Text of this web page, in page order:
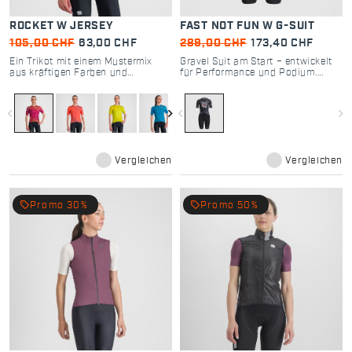
ROCKET W JERSEY
105,00 CHF 63,00 CHF
Ein Trikot mit einem Mustermix
aus kräftigen Farben und
navigate_before navigate_next
Vergleichen
FAST NOT FUN W G-SUIT
289,00 CHF 173,40 CHF
Gravel Suit am Start – entwickelt
für Performance und Podium.
navigate_before navigate_next
Vergleichen
local_offer Promo 30% local_offer Promo 50%